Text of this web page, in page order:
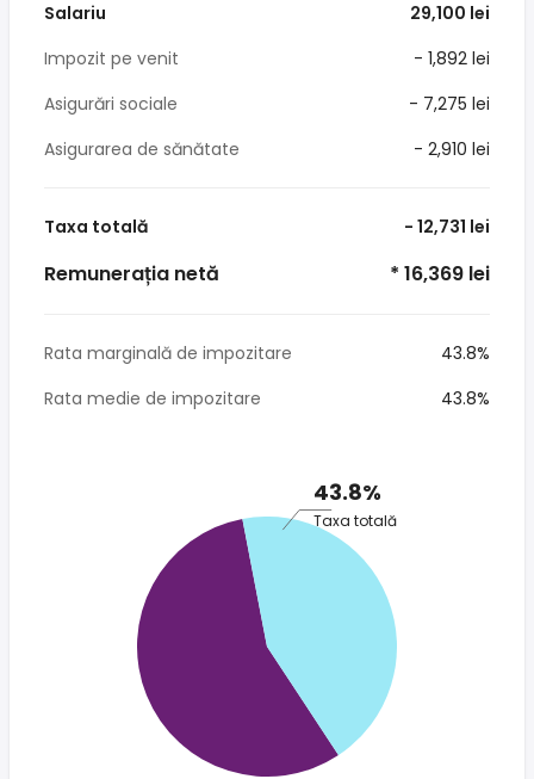
Salariu
29,100 lei
Impozit pe venit
- 1,892 lei
Asigurări sociale
- 7,275 lei
Asigurarea de sănătate
- 2,910 lei
Taxa totală - 12,731 lei
Remunerația netă * 16,369 lei
Rata marginală de impozitare
43.8%
Rata medie de impozitare
43.8%
43.8%
Taxa totală